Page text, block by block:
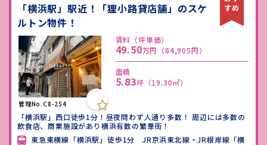
「横浜駅」駅近！「狸小路貸店舗」のスケ
ルトン物件！
管理No.C8-254
賃料（坪単価）
49.50万円 （84,905円）
面積
5.83坪 （19.30㎡）
「横浜駅」西口徒歩1分！昼夜問わず人通り多数！ 周辺には多数の
飲食店、商業施設があり横浜有数の繁華街！
東急東横線「横浜駅」徒歩1分 JR京浜東北線・JR根岸線「横